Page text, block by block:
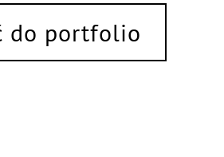
do portfolio